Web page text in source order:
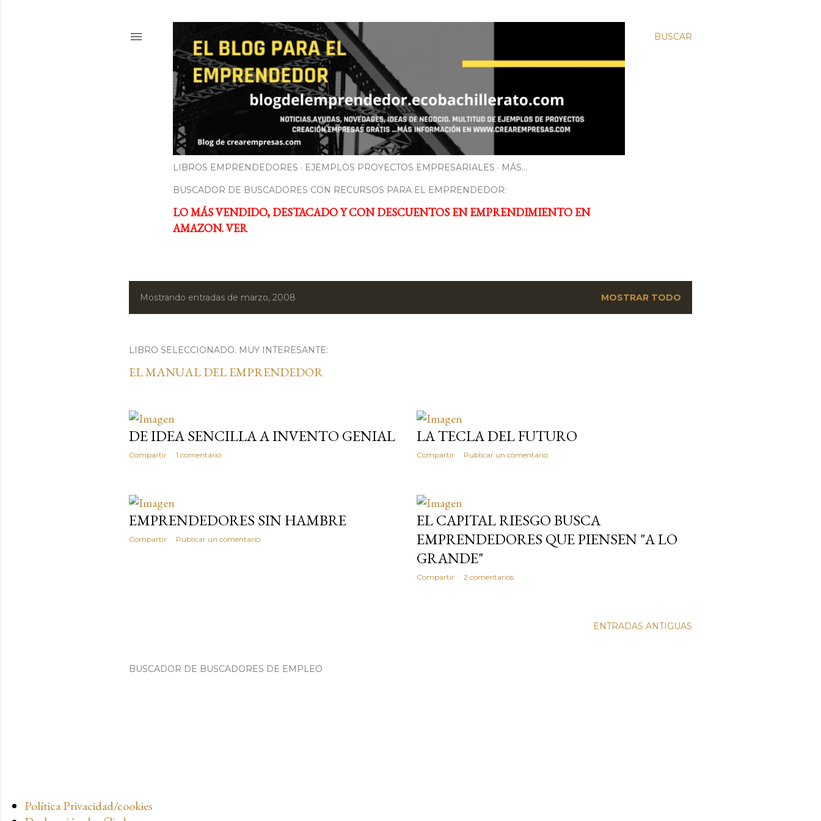
BUSCAR
LIBROS EMPRENDEDORES EJEMPLOS PROYECTOS EMPRESARIALES MÁS…
BUSCADOR DE BUSCADORES CON RECURSOS PARA EL EMPRENDEDOR:
LO MÁS VENDIDO, DESTACADO Y CON DESCUENTOS EN EMPRENDIMIENTO EN
AMAZON. VER
E
t
r
d
a
Mostrando entradas de marzo, 2008 MOSTRAR TODO
LIBRO SELECCIONADO. MUY INTERESANTE:
EL MANUAL DEL EMPRENDEDOR
DE IDEA SENCILLA A INVENTO GENIAL
Compartir 1 comentario
LA TECLA DEL FUTURO
Compartir Publicar un comentario
EMPRENDEDORES SIN HAMBRE
Compartir Publicar un comentario
EL CAPITAL RIESGO BUSCA
EMPRENDEDORES QUE PIENSEN "A LO
GRANDE"
Compartir 2 comentarios
ENTRADAS ANTIGUAS
BUSCADOR DE BUSCADORES DE EMPLEO
Política Privacidad/cookies